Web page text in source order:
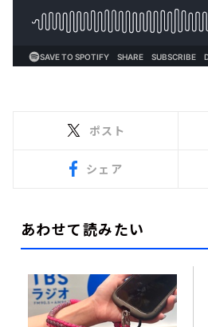
ポスト
シェア
あわせて読みたい